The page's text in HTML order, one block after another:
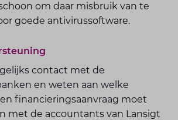
om daar misbruik van te
goede antivirussoftware.
contact met de
en weten aan welke
financieringsaanvraag moet
met de accountants van Lansigt